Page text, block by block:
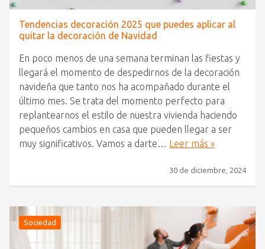
Tendencias decoración 2025 que puedes aplicar al
quitar la decoración de Navidad
En poco menos de una semana terminan las fiestas y
llegará el momento de despedirnos de la decoración
navideña que tanto nos ha acompañado durante el
último mes. Se trata del momento perfecto para
replantearnos el estilo de nuestra vivienda haciendo
pequeños cambios en casa que pueden llegar a ser
muy significativos. Vamos a darte… Leer más »
30 de diciembre, 2024
Sociedad